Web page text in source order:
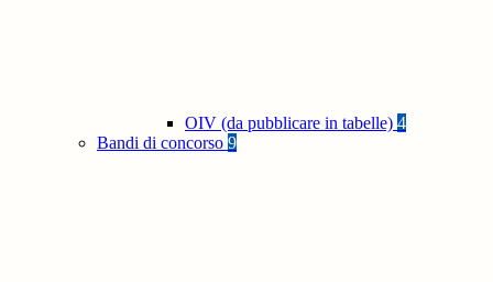
OIV (da pubblicare in tabelle) 4
Bandi di concorso 9